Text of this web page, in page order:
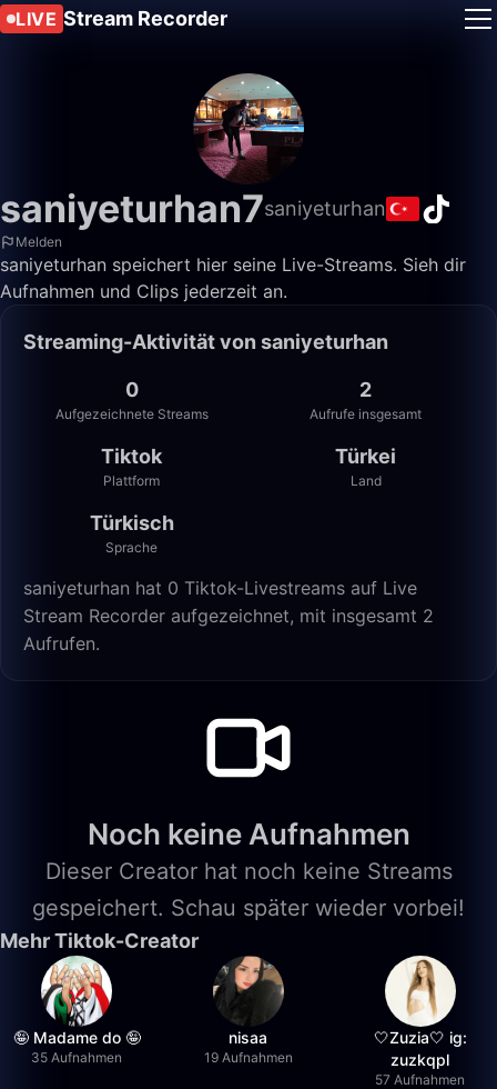
LIVE Stream Recorder
saniyeturhan7saniyeturhan
Melden
saniyeturhan speichert hier seine Live-Streams. Sieh dir
Aufnahmen und Clips jederzeit an.
Streaming-Aktivität von saniyeturhan
0
Aufgezeichnete Streams
2
Aufrufe insgesamt
Tiktok
Plattform
Türkei
Land
Türkisch
Sprache
saniyeturhan hat 0 Tiktok-Livestreams auf Live
Stream Recorder aufgezeichnet, mit insgesamt 2
Aufrufen.
Noch keine Aufnahmen
Dieser Creator hat noch keine Streams
gespeichert. Schau später wieder vorbei!
Mehr Tiktok-Creator
🤪 Madame do 🤪
35 Aufnahmen
nisaa
19 Aufnahmen
🤍Zuzia🤍 ig:
zuzkqpl
57 Aufnahmen